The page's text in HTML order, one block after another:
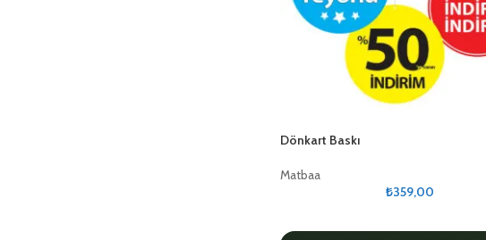
Dönkart Baskı
Matbaa
₺359,00